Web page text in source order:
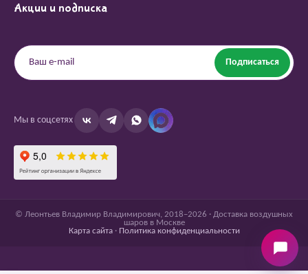
Акции и подписка
Подписаться
Мы в соцсетях
© Леонтьев Владимир Владимирович, 2018–2026 · Доставка воздушных
шаров в Москве
Карта сайта· Политика конфиденциальности